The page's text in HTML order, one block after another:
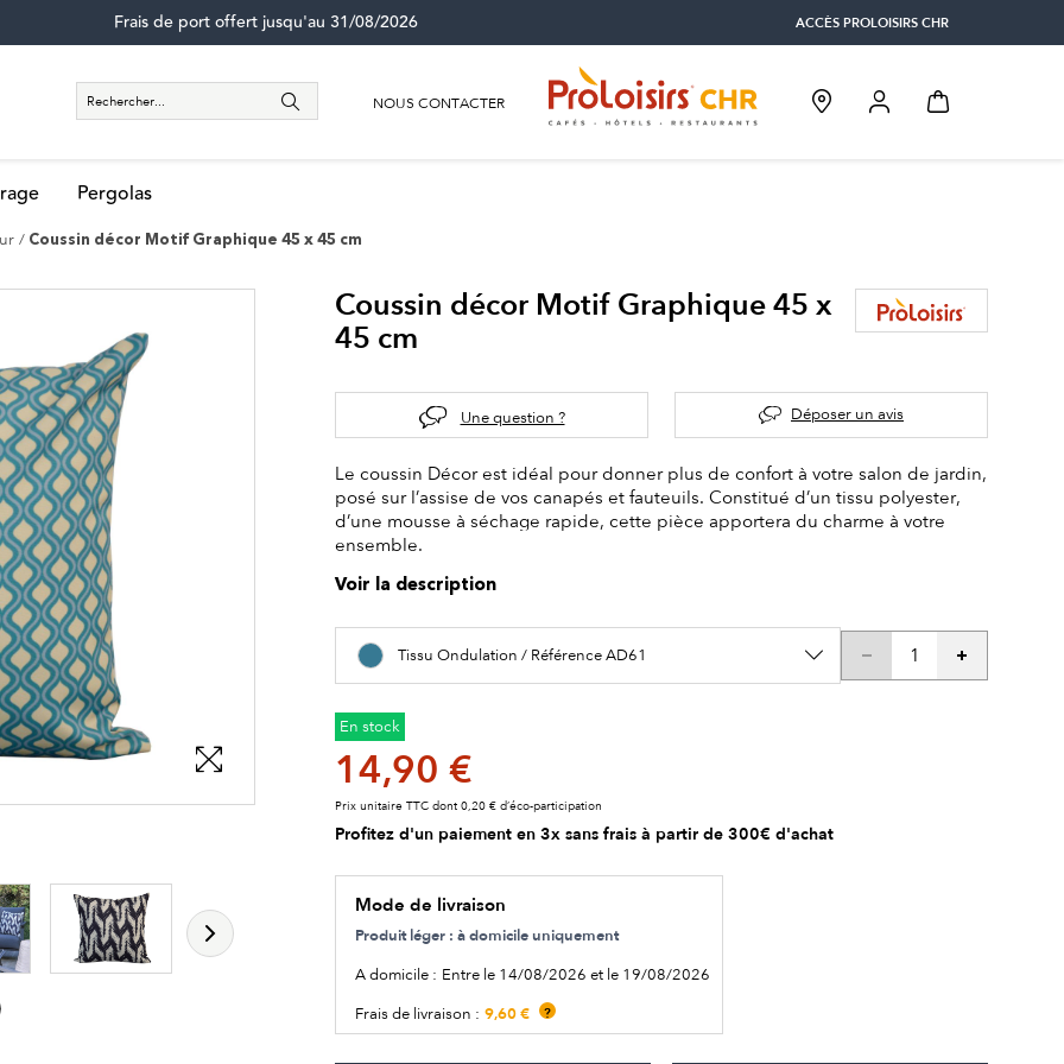
ACCÈS PROLOISIRS CHR
Frais de port offert jusqu'au 31/08/2026
NOUS CONTACTER
Pergolas
Coussin décor Motif Graphique 45 x 45 cm
Coussin décor Motif Graphique 45 x
45 cm
Une question ? Déposer un avis
Le coussin Décor est idéal pour donner plus de confort à votre salon de jardin,
posé sur l’assise de vos canapés et fauteuils. Constitué d’un tissu polyester,
d’une mousse à séchage rapide, cette pièce apportera du charme à votre
ensemble.
Voir la description
Tissu Ondulation / Référence AD61
En stock
14,90 €
Prix unitaire TTC dont 0,20 € d’éco-participation
Profitez d'un paiement en 3x sans frais à partir de 300€ d'achat
Mode de livraison
Produit léger : à domicile uniquement
A domicile : Entre le 14/08/2026 et le 19/08/2026
Frais de livraison : 9,60 € ?